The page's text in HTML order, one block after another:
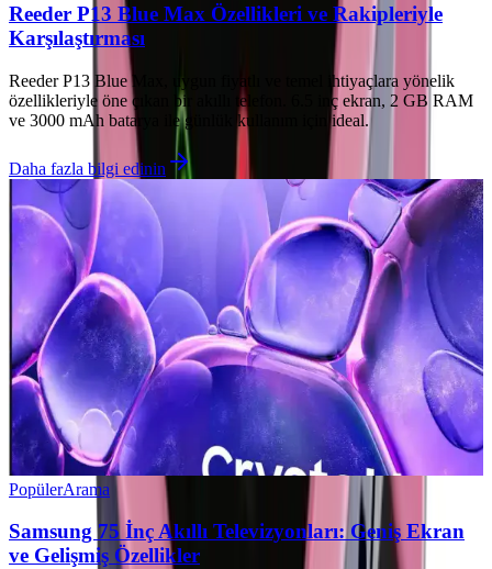
Reeder P13 Blue Max Özellikleri ve Rakipleriyle
Karşılaştırması
Reeder P13 Blue Max, uygun fiyatlı ve temel ihtiyaçlara yönelik
özellikleriyle öne çıkan bir akıllı telefon. 6.5 inç ekran, 2 GB RAM
ve 3000 mAh batarya ile günlük kullanım için ideal.
Daha fazla bilgi edinin
PopülerArama
Samsung 75 İnç Akıllı Televizyonları: Geniş Ekran
ve Gelişmiş Özellikler